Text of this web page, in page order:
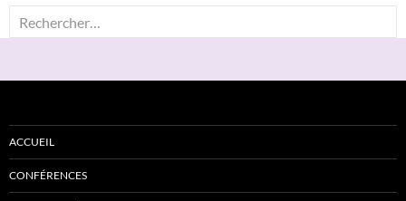
Rechercher :
ACCUEIL
CONFÉRENCES